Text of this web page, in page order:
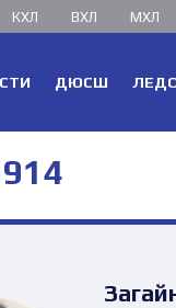
КХЛ ВХЛ МХЛ
ДЮСШ